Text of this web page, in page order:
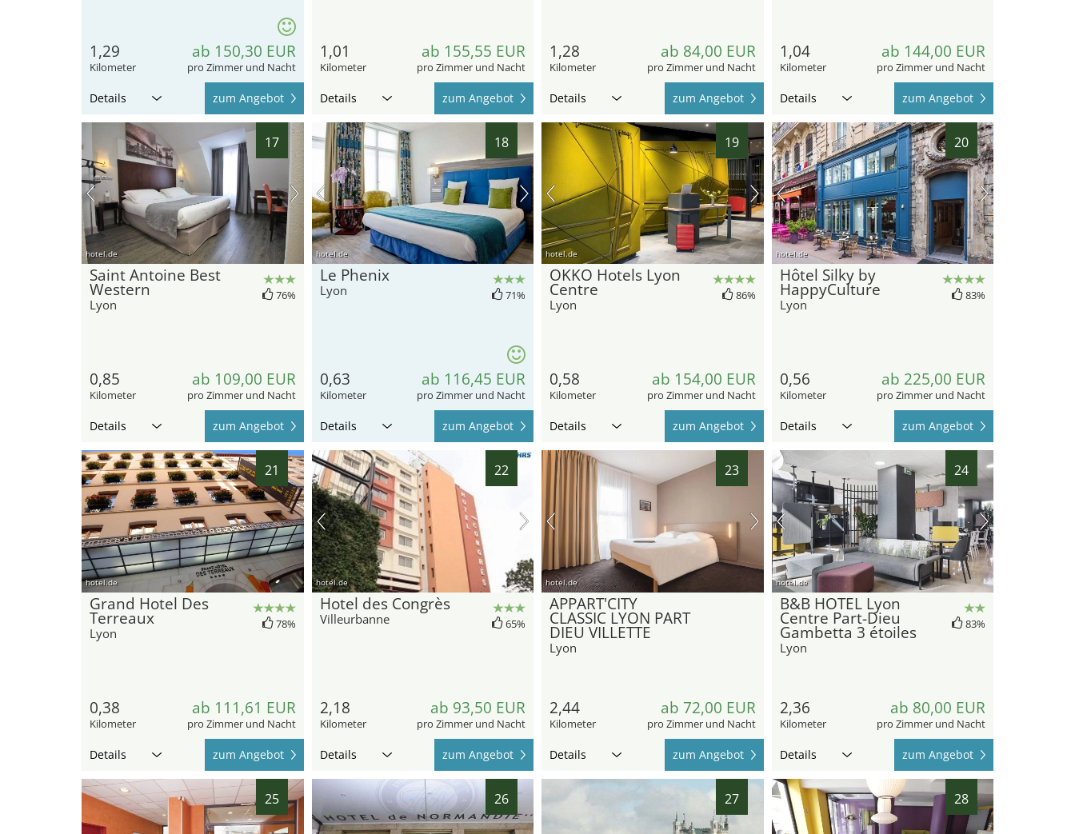
1,29
Kilometer
ab 150,30 EUR
pro Zimmer und Nacht
Details zum Angebot
1,01
Kilometer
ab 155,55 EUR
pro Zimmer und Nacht
Details zum Angebot
1,28
Kilometer
ab 84,00 EUR
pro Zimmer und Nacht
Details zum Angebot
1,04
Kilometer
ab 144,00 EUR
pro Zimmer und Nacht
Details zum Angebot
17
hotel.de
Saint Antoine Best
Western
Lyon
76%
0,85
Kilometer
ab 109,00 EUR
pro Zimmer und Nacht
Details zum Angebot
18
hotel.de
Le Phenix
Lyon 71%
0,63
Kilometer
ab 116,45 EUR
pro Zimmer und Nacht
Details zum Angebot
19
hotel.de
OKKO Hotels Lyon
Centre
Lyon
86%
0,58
Kilometer
ab 154,00 EUR
pro Zimmer und Nacht
Details zum Angebot
20
hotel.de
Hôtel Silky by
HappyCulture
Lyon
83%
0,56
Kilometer
ab 225,00 EUR
pro Zimmer und Nacht
Details zum Angebot
21
hotel.de
Grand Hotel Des
Terreaux
Lyon
78%
0,38
Kilometer
ab 111,61 EUR
pro Zimmer und Nacht
Details zum Angebot
22
hotel.de
Hotel des Congrès
Villeurbanne 65%
2,18
Kilometer
ab 93,50 EUR
pro Zimmer und Nacht
Details zum Angebot
23
hotel.de
APPART'CITY
CLASSIC LYON PART
DIEU VILLETTE
Lyon
2,44
Kilometer
ab 72,00 EUR
pro Zimmer und Nacht
Details zum Angebot
24
hotel.de
B&B HOTEL Lyon
Centre Part-Dieu
Gambetta 3 étoiles
Lyon
83%
2,36
Kilometer
ab 80,00 EUR
pro Zimmer und Nacht
Details zum Angebot
25 26 27 28